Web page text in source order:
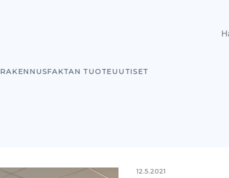
RAKENNUSFAKTAN TUOTEUUTISET
12.5.2021